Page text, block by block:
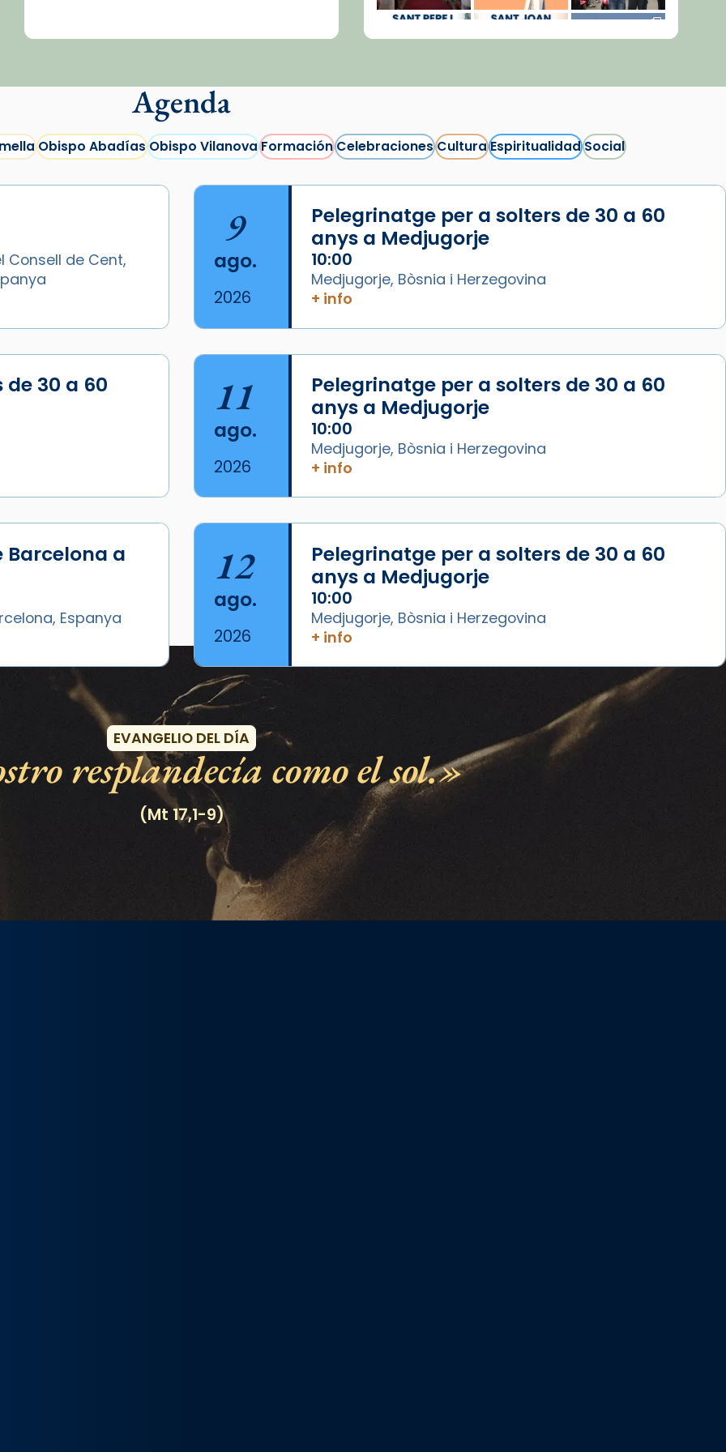
Cargar más...
Agenda
Obispo AbadíasObispo VilanovaFormaciónCelebracionesCulturaEspiritualidadSocial
Consell de Cent,
9
ago.
2026
Pelegrinatge per a solters de 30 a 60
anys a Medjugorje
10:00
Medjugorje, Bòsnia i Herzegovina
+ info
30 a 60
11
ago.
2026
Pelegrinatge per a solters de 30 a 60
anys a Medjugorje
10:00
Medjugorje, Bòsnia i Herzegovina
+ info
Barcelona a
Espanya
12
ago.
2026
Pelegrinatge per a solters de 30 a 60
anys a Medjugorje
10:00
Medjugorje, Bòsnia i Herzegovina
+ info
Eventos
EVANGELIO DEL DÍA
resplandecía como el sol.
(Mt 17,1-9)